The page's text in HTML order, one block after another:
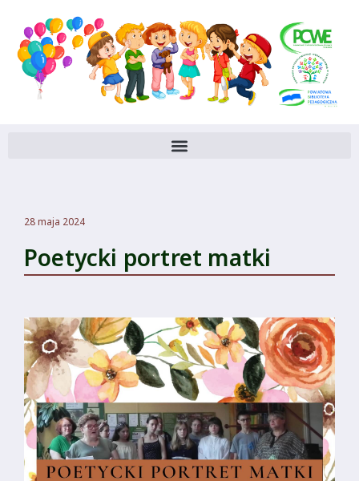
28 maja 2024
Poetycki portret matki